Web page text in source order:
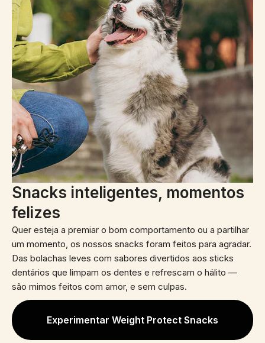
Snacks inteligentes, momentos
felizes
Quer esteja a premiar o bom comportamento ou a partilhar
um momento, os nossos snacks foram feitos para agradar.
Das bolachas leves com sabores divertidos aos sticks
dentários que limpam os dentes e refrescam o hálito —
são mimos feitos com amor, e sem culpas.
Experimentar Weight Protect Snacks